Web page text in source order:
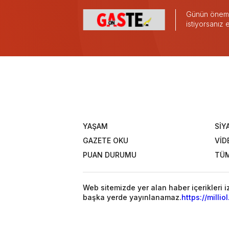
Günün
istiyorsanız
YAŞAM
GAZETE OKU
PUAN DURUMU
Web sitemizde yer alan haber içerikleri
başka yerde yayınlanamaz.https://